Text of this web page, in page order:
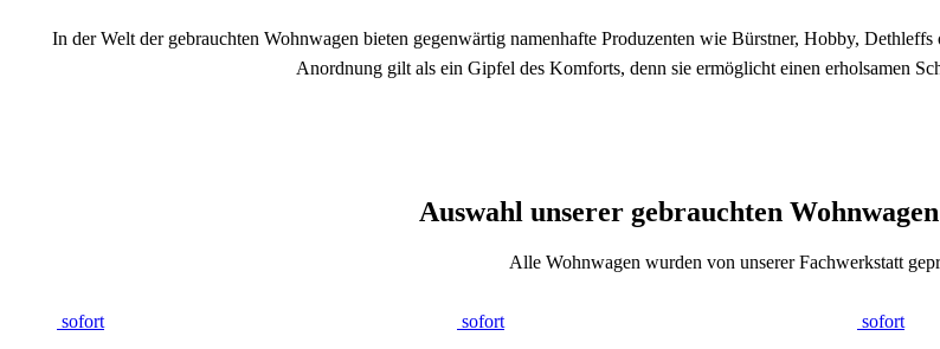
In der Welt der gebrauchten Wohnwagen bieten gegenwärtig namenhafte Produzenten wie Bürstner, Hobby,
Anordnung gilt als ein Gipfel des Komforts, denn sie ermöglicht einen erholsamen
Auswahl unserer gebrauchten
Alle Wohnwagen wurden von unserer Fachwerkstatt
sofort
sofort
sofort